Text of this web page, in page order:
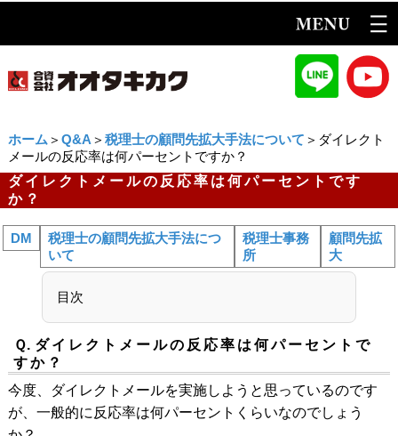
ホーム ＞ Q&A ＞ 税理士の顧問先拡大手法について ＞ダイレクト
メールの反応率は何パーセントですか？
ダイレクトメールの反応率は何パーセントです
か？
DM
税理士の顧問先拡大手法につ
いて
税理士事務
所
顧問先拡
大
目次
Ｑ. ダイレクトメールの反応率は何パーセントで
すか？
今度、ダイレクトメールを実施しようと思っているのです
が、一般的に反応率は何パーセントくらいなのでしょう